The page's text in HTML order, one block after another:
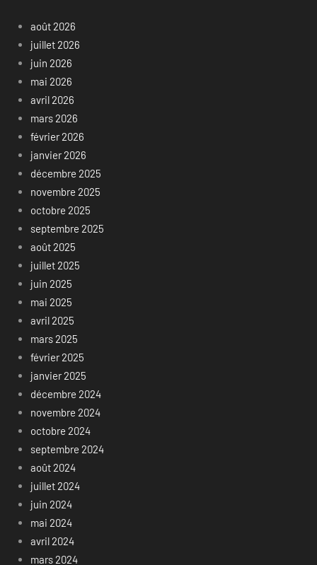
août 2026
juillet 2026
juin 2026
mai 2026
avril 2026
mars 2026
février 2026
janvier 2026
décembre 2025
novembre 2025
octobre 2025
septembre 2025
août 2025
juillet 2025
juin 2025
mai 2025
avril 2025
mars 2025
février 2025
janvier 2025
décembre 2024
novembre 2024
octobre 2024
septembre 2024
août 2024
juillet 2024
juin 2024
mai 2024
avril 2024
mars 2024